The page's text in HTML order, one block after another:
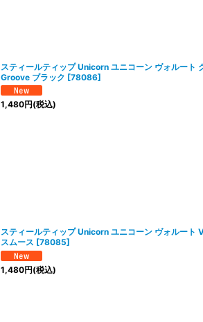
スティールティップ Unicorn ユニコーン ヴォルート
Groove ブラック [78086]
1,480円(税込)
スティールティップ Unicorn ユニコーン ヴォルート
スムース [78085]
1,480円(税込)